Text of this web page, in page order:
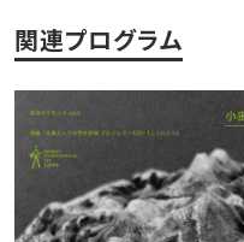
関連プログラム